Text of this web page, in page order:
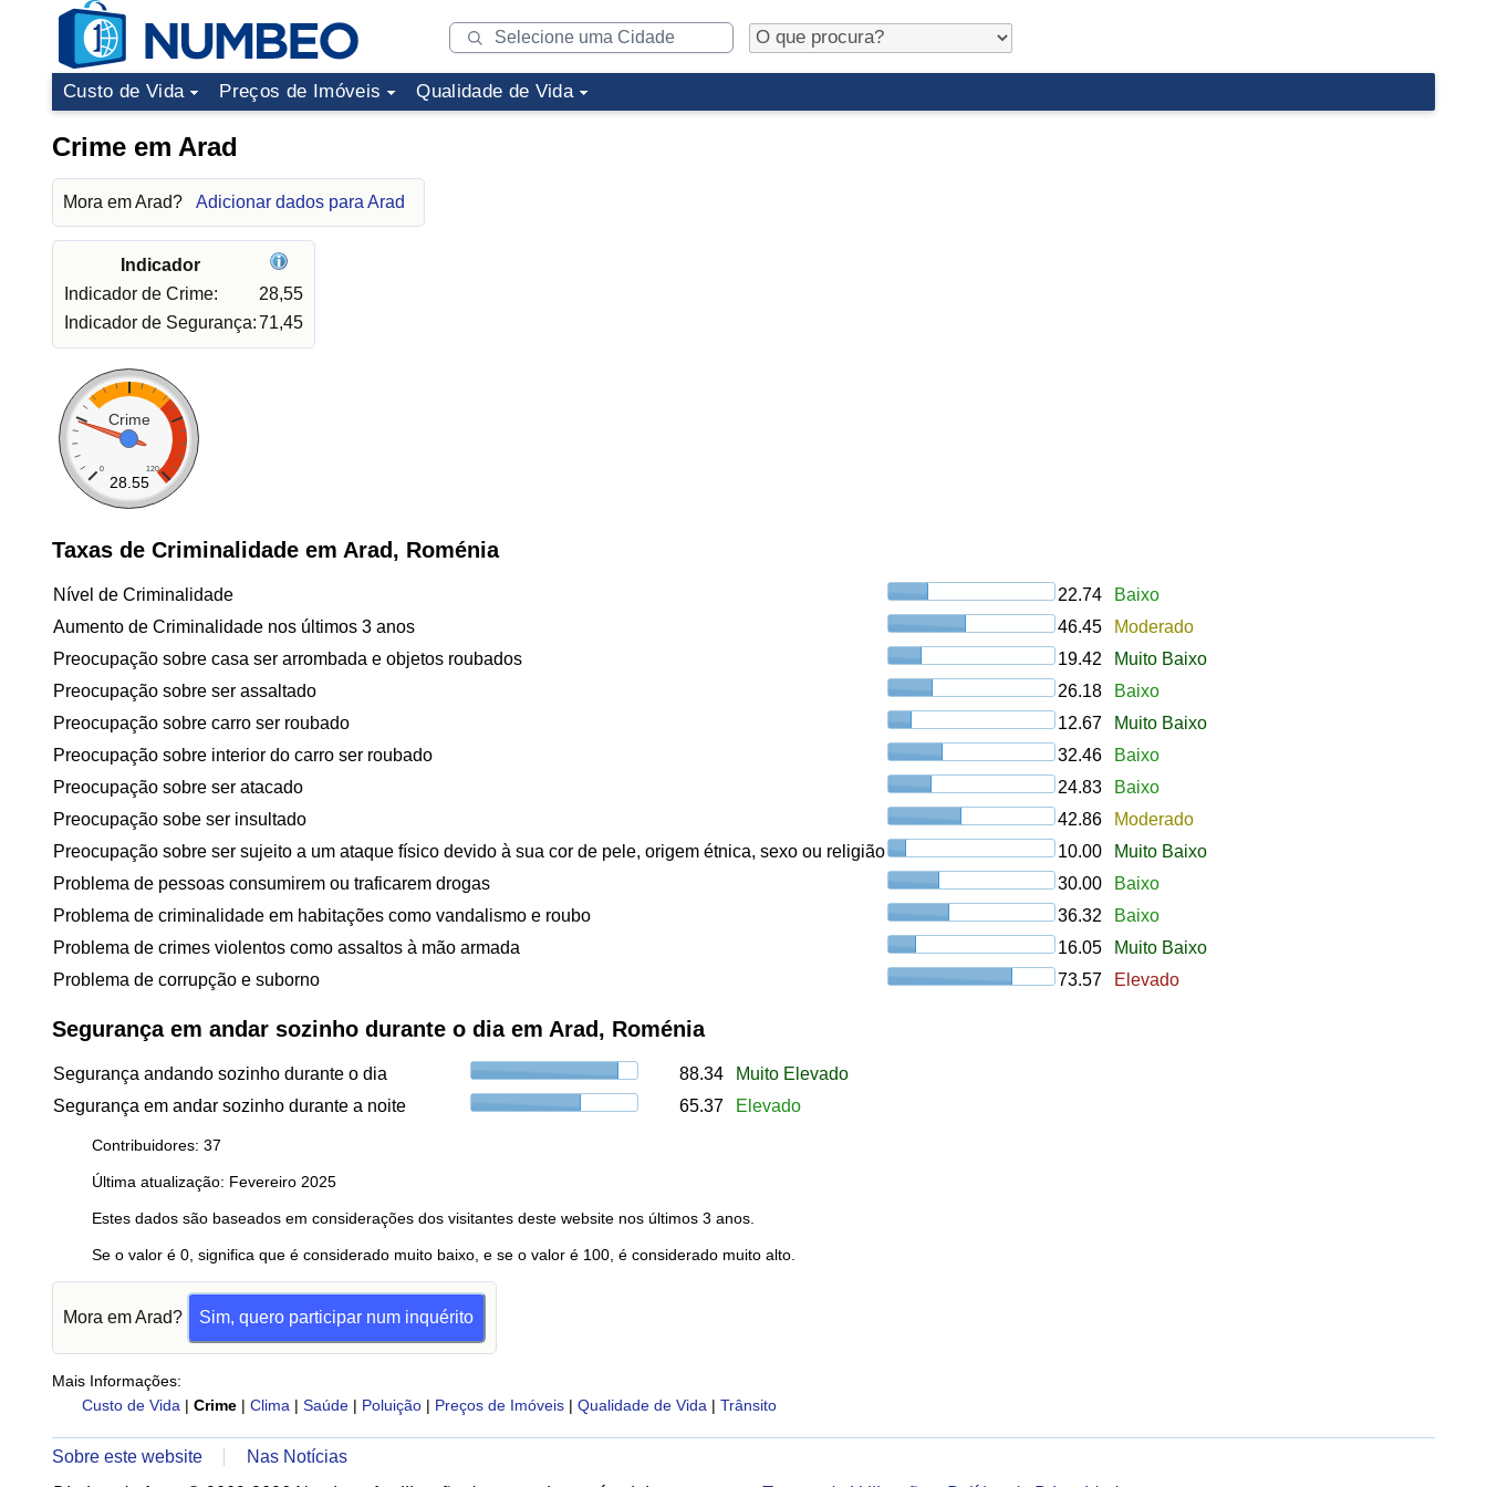
Custo de Vida Preços de Imóveis Qualidade de Vida
Crime em Arad
Mora em Arad? Adicionar dados para Arad
Indicador
Indicador de Crime:
28,55
Indicador de Segurança:71,45
Crime
0 120
28.55
Taxas de Criminalidade em Arad, Roménia
Nível de Criminalidade 22.74
Baixo
Aumento de Criminalidade nos últimos 3 anos
46.45
Moderado
Preocupação sobre casa ser arrombada e objetos roubados
19.42
Muito Baixo
Preocupação sobre ser assaltado
26.18
Baixo
Preocupação sobre carro ser roubado
12.67
Muito Baixo
Preocupação sobre interior do carro ser roubado
32.46
Baixo
Preocupação sobre ser atacado
24.83
Baixo
Preocupação sobe ser insultado
42.86
Moderado
Preocupação sobre ser sujeito a um ataque físico devido à sua cor de pele, origem étnica, sexo ou religião
10.00
Muito Baixo
Problema de pessoas consumirem ou traficarem drogas
30.00
Baixo
Problema de criminalidade em habitações como vandalismo e roubo
36.32
Baixo
Problema de crimes violentos como assaltos à mão armada
16.05
Muito Baixo
Problema de corrupção e suborno
73.57 Elevado
Segurança em andar sozinho durante o dia em Arad, Roménia
Segurança andando sozinho durante o dia 88.34
Muito Elevado
Segurança em andar sozinho durante a noite
65.37 Elevado
Contribuidores: 37
Última atualização: Fevereiro 2025
Estes dados são baseados em considerações dos visitantes deste website nos últimos 3 anos.
Se o valor é 0, significa que é considerado muito baixo, e se o valor é 100, é considerado muito alto.
Mora em Arad? Sim, quero participar num inquérito
Mais Informações:
Custo de Vida | Crime | Clima | Saúde | Poluição | Preços de Imóveis | Qualidade de Vida | Trânsito
Sobre este website
Nas Notícias